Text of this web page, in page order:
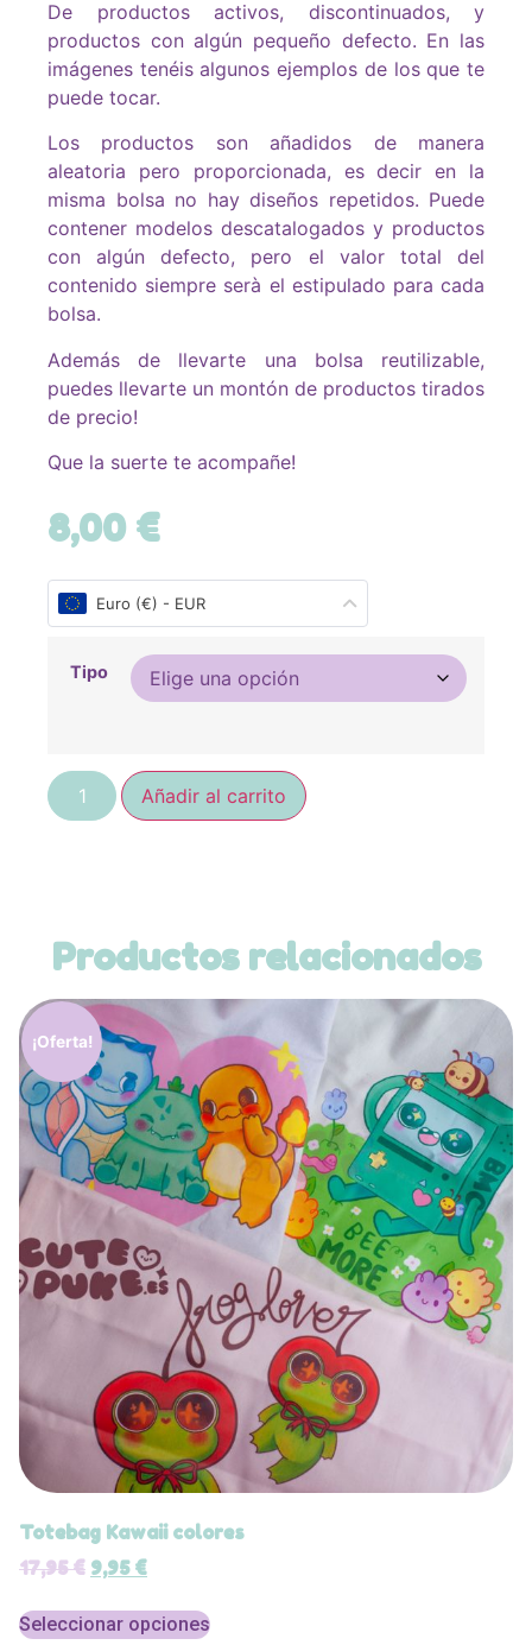
De productos activos, discontinuados, y
productos con algún pequeño defecto. En las
imágenes tenéis algunos ejemplos de los que te
puede tocar.
Los productos son añadidos de manera
aleatoria pero proporcionada, es decir en la
misma bolsa no hay diseños repetidos. Puede
contener modelos descatalogados y productos
con algún defecto, pero el valor total del
contenido siempre serà el estipulado para cada
bolsa.
Además de llevarte una bolsa reutilizable,
puedes llevarte un montón de productos tirados
de precio!
Que la suerte te acompañe!
8,00 €
Euro (€) - EUR
Tipo
Añadir al carrito
Productos relacionados
¡Oferta!
Totebag Kawaii colores
17,95€ 9,95 €
Seleccionar opciones